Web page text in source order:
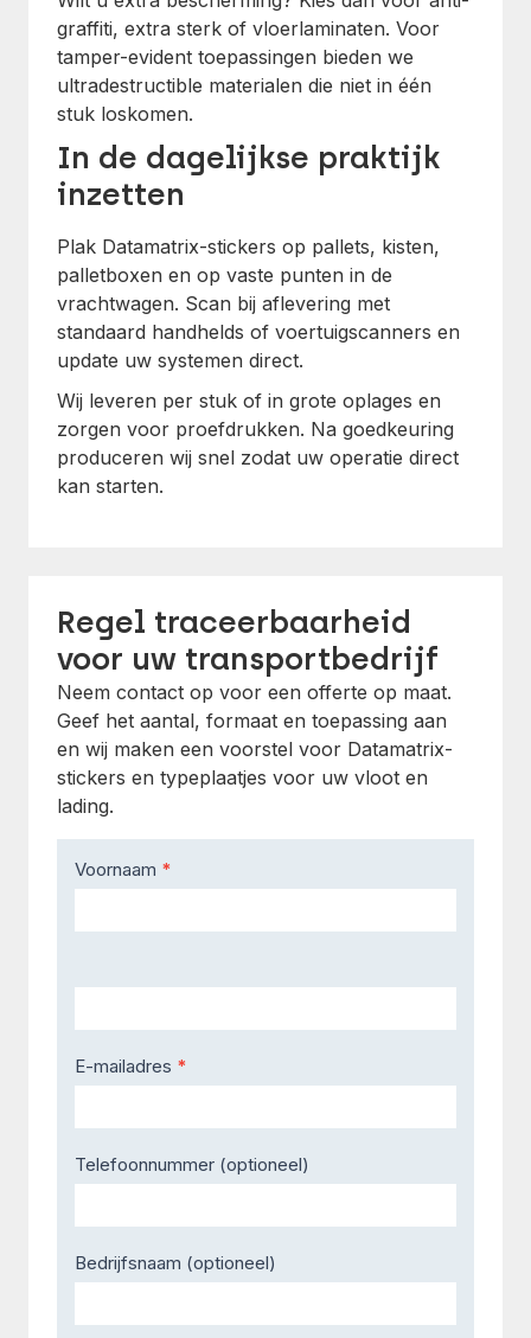
graffiti, extra sterk of vloerlaminaten. Voor
tamper-evident toepassingen bieden we
ultradestructible materialen die niet in één
stuk loskomen.
In de dagelijkse praktijk
inzetten
Plak Datamatrix-stickers op pallets, kisten,
palletboxen en op vaste punten in de
vrachtwagen. Scan bij aflevering met
standaard handhelds of voertuigscanners en
update uw systemen direct.
Wij leveren per stuk of in grote oplages en
zorgen voor proefdrukken. Na goedkeuring
produceren wij snel zodat uw operatie direct
kan starten.
Regel traceerbaarheid
voor uw transportbedrijf
Neem contact op voor een offerte op maat.
Geef het aantal, formaat en toepassing aan
en wij maken een voorstel voor Datamatrix-
stickers en typeplaatjes voor uw vloot en
lading.
Contact
Us
Voornaam *
E-mailadres *
Telefoonnummer (optioneel)
Bedrijfsnaam (optioneel)